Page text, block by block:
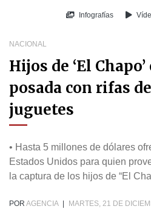
Infografías
NACIONAL
Hijos de ‘El
posada con rifas
juguetes
• Hasta 5 millones de dólares
Estados Unidos para quien
la captura de los hijos de “El
POR AGENCIA MARTES, 21 DE